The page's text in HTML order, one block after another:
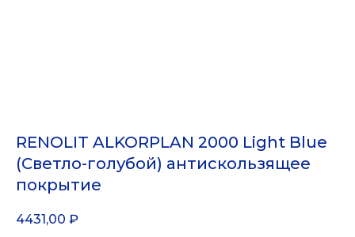
RENOLIT ALKORPLAN 2000 Light Blue
(Светло-голубой) антискользящее
покрытие
4431,00 ₽